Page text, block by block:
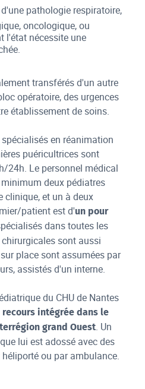
pathologie respiratoire,
oncologique, ou
l'état nécessite une
transférés d'un autre
opératoire, des urgences
établissement de soins.
en réanimation
puéricultrices sont
24h. Le personnel médical
deux pédiatres
clinique, et un à deux
patient est d'un pour
dans toutes les
sont aussi
place sont assumées par
assistés d'un interne.
du CHU de Nantes
intégrée dans le
grand Ouest. Un
lui est adossé avec des
ou par ambulance.